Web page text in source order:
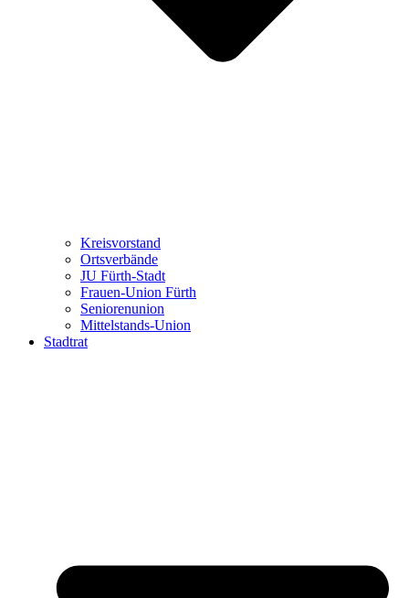
Kreisvorstand
Ortsverbände
JU Fürth-Stadt
Frauen-Union Fürth
Seniorenunion
Mittelstands-Union
Stadtrat